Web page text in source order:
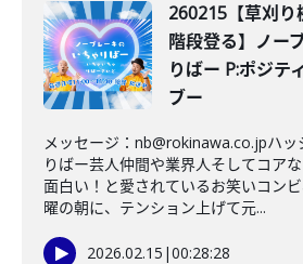
260215【草刈
階段登る】ノー
りばー P:ポジテ
ブー
メッセージ：nb@rokinawa.co.jpハ
りばー芸人仲間や業界人そしてコア
面白い！と愛されているお笑いコン
曜の朝に、テンション上げて元...
2026.02.15 |00:28:28